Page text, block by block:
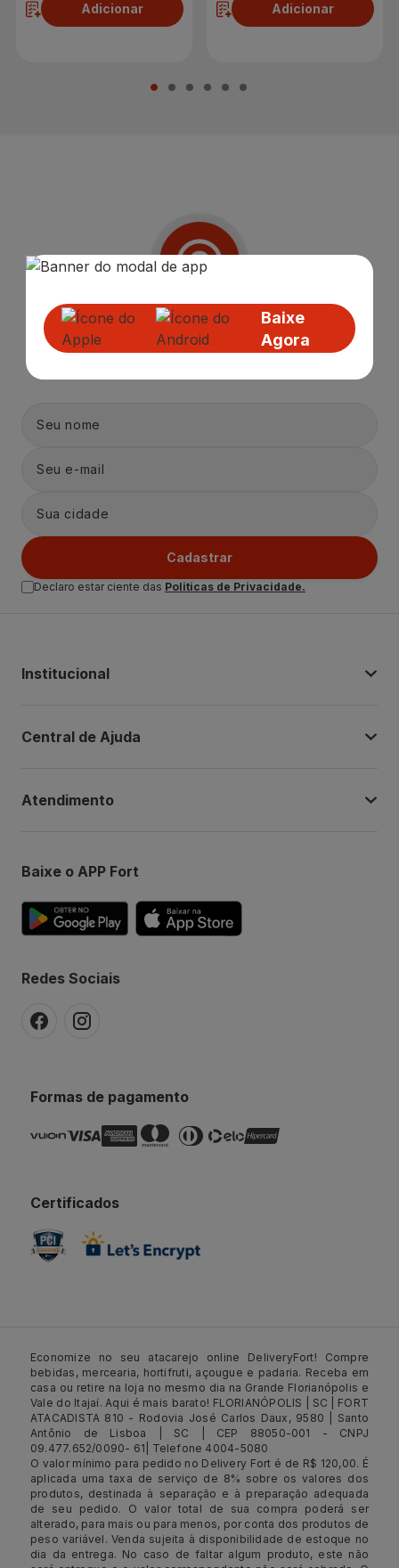
Adicionar Adicionar
Baixe
Agora
Receba nossas Novidades
Cadastrar
Declaro estar ciente das Politicas de Privacidade.
Institucional
Central de Ajuda
Atendimento
Baixe o APP Fort
Redes Sociais
Formas de pagamento
Certificados
Economize no seu atacarejo online DeliveryFort! Compre
bebidas, mercearia, hortifruti, açougue e padaria. Receba em
casa ou retire na loja no mesmo dia na Grande Florianópolis e
Vale do Itajaí. Aqui é mais barato! FLORIANÓPOLIS | SC | FORT
ATACADISTA 810 - Rodovia José Carlos Daux, 9580 | Santo
Antônio de Lisboa | SC | CEP 88050-001 - CNPJ
09.477.652/0090- 61| Telefone 4004-5080
O valor mínimo para pedido no Delivery Fort é de R$ 120,00. É
aplicada uma taxa de serviço de 8% sobre os valores dos
produtos, destinada à separação e à preparação adequada
de seu pedido. O valor total de sua compra poderá ser
alterado, para mais ou para menos, por conta dos produtos de
peso variável. Venda sujeita à disponibilidade de estoque no
dia da entrega. No caso de faltar algum produto, este não